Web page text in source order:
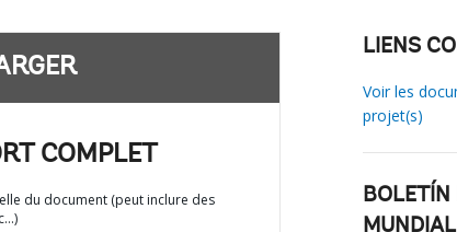
COMPLET
du document (peut inclure des
LIENS
Voir les
projet(s)
BOLETÍN
MUNDIAL